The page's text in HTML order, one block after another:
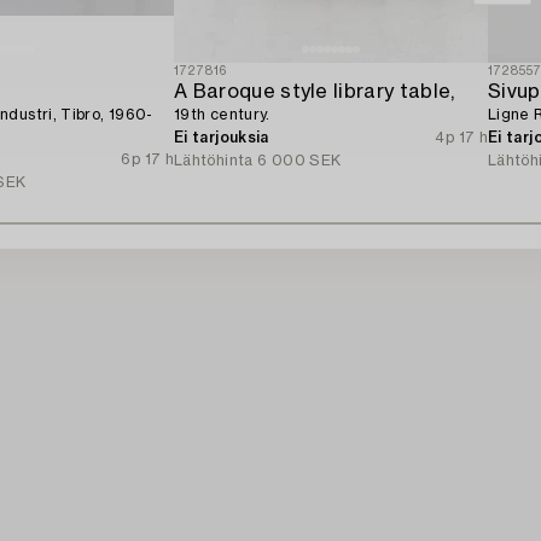
Tibro, 1960-
6p 17 h
1727816
A Baroque style library table,
19th century.
Ei tarjouksia
4p 17 h
Lähtöhinta 6 000 SEK
Ligne
Ei